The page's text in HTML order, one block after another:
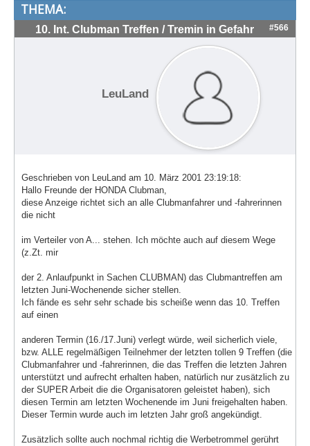
THEMA:
10. Int. Clubman Treffen / Tremin in Gefahr #566
LeuLand
Geschrieben von LeuLand am 10. März 2001 23:19:18:
Hallo Freunde der HONDA Clubman,
diese Anzeige richtet sich an alle Clubmanfahrer und -fahrerinnen
die nicht
im Verteiler von A... stehen. Ich möchte auch auf diesem Wege
(z.Zt. mir
der 2. Anlaufpunkt in Sachen CLUBMAN) das Clubmantreffen am
letzten Juni-Wochenende sicher stellen.
Ich fände es sehr sehr schade bis scheiße wenn das 10. Treffen
auf einen
anderen Termin (16./17.Juni) verlegt würde, weil sicherlich viele,
bzw. ALLE regelmäßigen Teilnehmer der letzten tollen 9 Treffen (die
Clubmanfahrer und -fahrerinnen, die das Treffen die letzten Jahren
unterstützt und aufrecht erhalten haben, natürlich nur zusätzlich zu
der SUPER Arbeit die die Organisatoren geleistet haben), sich
diesen Termin am letzten Wochenende im Juni freigehalten haben.
Dieser Termin wurde auch im letzten Jahr groß angekündigt.
Zusätzlich sollte auch nochmal richtig die Werbetrommel gerührt